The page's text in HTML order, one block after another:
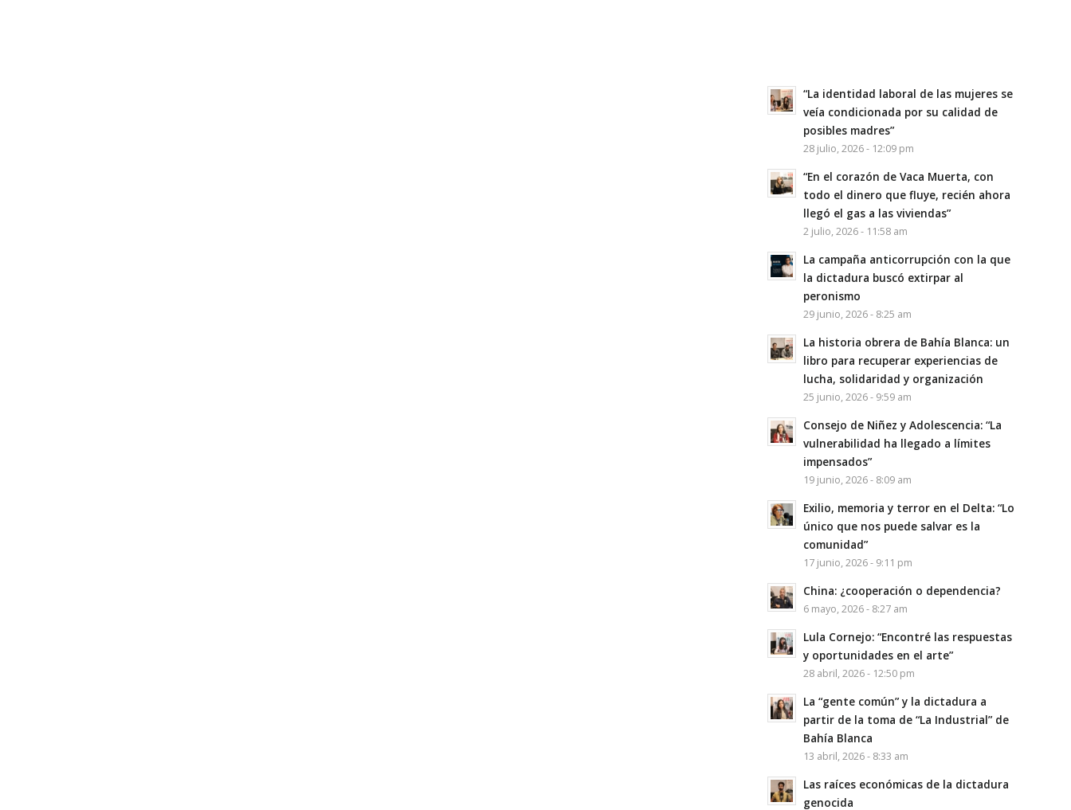
“La identidad laboral de las mujeres se
veía condicionada por su calidad de
posibles madres”
28 julio, 2026 - 12:09 pm
“En el corazón de Vaca Muerta, con
todo el dinero que fluye, recién ahora
llegó el gas a las viviendas”
2 julio, 2026 - 11:58 am
La campaña anticorrupción con la que
la dictadura buscó extirpar al
peronismo
29 junio, 2026 - 8:25 am
La historia obrera de Bahía Blanca: un
libro para recuperar experiencias de
lucha, solidaridad y organización
25 junio, 2026 - 9:59 am
Consejo de Niñez y Adolescencia: “La
vulnerabilidad ha llegado a límites
impensados”
19 junio, 2026 - 8:09 am
Exilio, memoria y terror en el Delta: “Lo
único que nos puede salvar es la
comunidad”
17 junio, 2026 - 9:11 pm
China: ¿cooperación o dependencia?
6 mayo, 2026 - 8:27 am
Lula Cornejo: “Encontré las respuestas
y oportunidades en el arte”
28 abril, 2026 - 12:50 pm
La “gente común” y la dictadura a
partir de la toma de “La Industrial” de
Bahía Blanca
13 abril, 2026 - 8:33 am
Las raíces económicas de la dictadura
genocida